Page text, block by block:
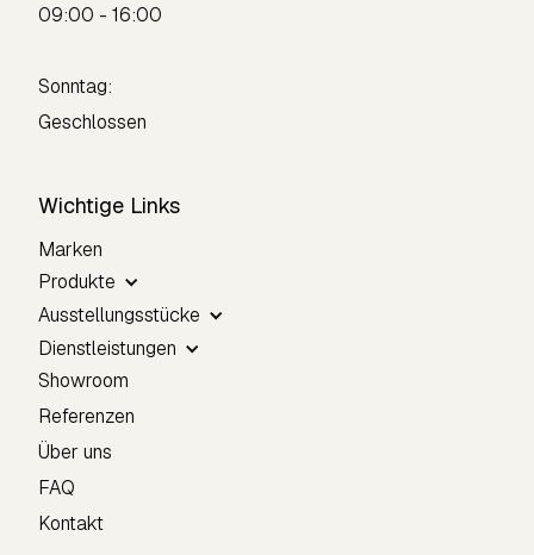
09:00 - 16:00
Sonntag:
Geschlossen
Wichtige Links
Marken
Produkte
Ausstellungsstücke
Dienstleistungen
Showroom
Referenzen
Über uns
FAQ
Kontakt